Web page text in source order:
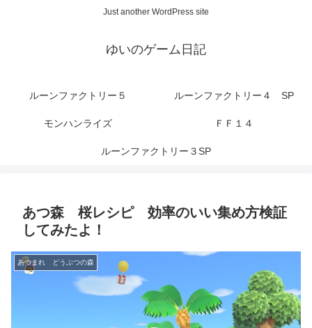
Just another WordPress site
ゆいのゲーム日記
ルーンファクトリー５ ルーンファクトリー４ SP
モンハンライズ ＦＦ１４
ルーンファクトリー３SP
あつ森 桜レシピ 効率のいい集め方検証
してみたよ！
あつまれ どうぶつの森